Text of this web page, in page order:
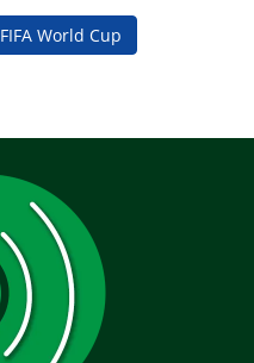
FIFA World Cup